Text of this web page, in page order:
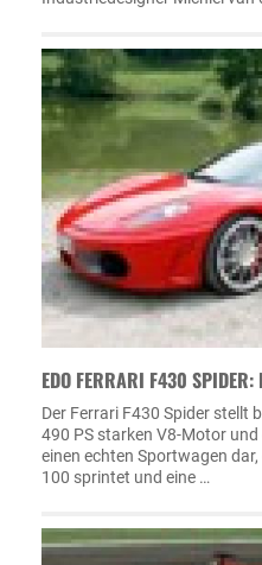
EDO FERRARI F430 SPIDER:
Der Ferrari F430 Spider stellt
490 PS starken V8-Motor
einen echten Sportwagen
100 sprintet und eine …